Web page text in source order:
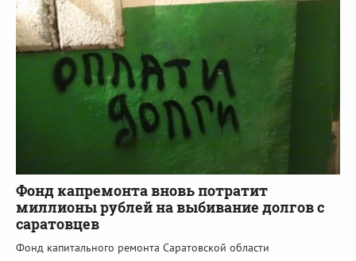
Фонд капремонта вновь потратит
миллионы рублей на выбивание долгов с
саратовцев
Фонд капитального ремонта Саратовской области